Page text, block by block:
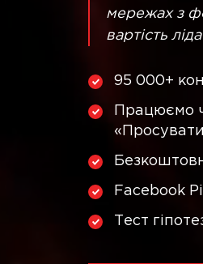
мережах з
вартість
95 000+
Працюємо
Facebook
Тест